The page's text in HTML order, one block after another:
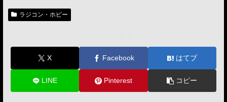
ラジコン・ホビー
X Facebook はてブ
LINE Pinterest コピー